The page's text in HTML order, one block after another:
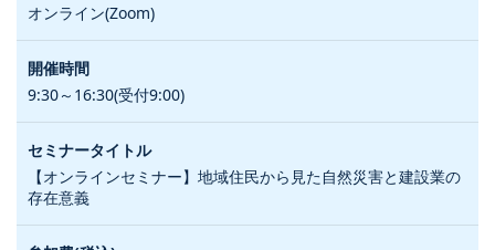
オンライン(Zoom)
9:30～16:30(受付9:00)
【オンラインセミナー】地域住民から見た自然災害と建設業の
存在意義